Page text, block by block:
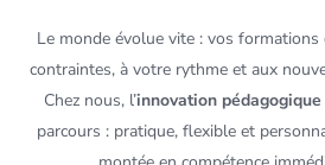
Le monde évolue vite : vos formations
contraintes, à votre rythme et aux
Chez nous, l’innovation pédagogique
parcours : pratique, flexible et